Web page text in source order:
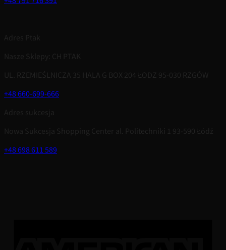
Adres Ptak
Nasze Sklepy: CH PTAK
UL. RZEMIEŚLNICZA 35 HALA G BOX 204 ŁODZ 95-030 RZGÓW
+48 660-699-666
Adres sukcesja
Nowa Sukcesja Shopping Center al. Politechniki 1 93-590 Łódź
+48 698 611 589